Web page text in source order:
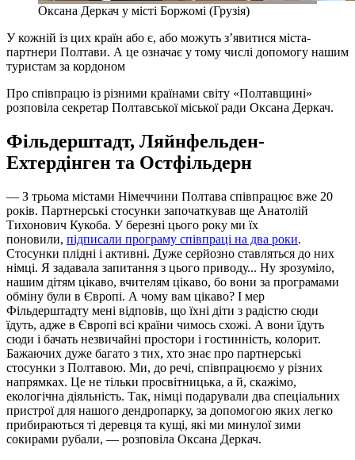
Оксана Деркач у місті Боржомі (Грузія)
У кожній із цих країн або є, або можуть з’явитися міста-
партнери Полтави. А це означає у тому числі допомогу нашим
туристам за кордоном
Про співпрацю із різними країнами світу «Полтавщині»
розповіла секретар Полтавської міської ради Оксана Деркач.
Фільдерштадт, Ляйнфельден-
Ехтердінген та Остфільдерн
— З трьома містами Німеччини Полтава співпрацює вже 20
років. Партнерські стосунки започаткував ще Анатолій
Тихонович Кукоба. У березні цього року ми їх
поновили, підписали програму співпраці на два роки.
Стосунки плідні і активні. Дуже серйозно ставляться до них
німці. Я задавала запитання з цього приводу... Ну зрозуміло,
нашим дітям цікаво, вчителям цікаво, бо вони за програмами
обміну були в Європі. А чому вам цікаво? І мер
Фільдерштадту мені відповів, що їхні діти з радістю сюди
їдуть, адже в Європі всі країни чимось схожі. А вони їдуть
сюди і бачать незвичайні простори і гостинність, колорит.
Бажаючих дуже багато з тих, хто знає про партнерські
стосунки з Полтавою. Ми, до речі, співпрацюємо у різних
напрямках. Це не тільки просвітницька, а й, скажімо,
екологічна діяльність. Так, німці подарували два спеціальних
пристрої для нашого дендропарку, за допомогою яких легко
прибираються ті деревця та кущі, які ми минулої зими
сокирами рубали, — розповіла Оксана Деркач.